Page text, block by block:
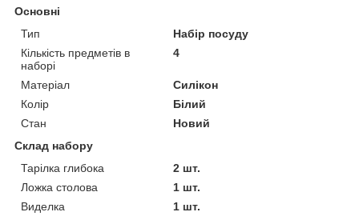
Основні
Тип
Набір посуду
Кількість предметів в
наборі
4
Матеріал
Силікон
Колір
Білий
Стан
Новий
Склад набору
Тарілка глибока
2 шт.
Ложка столова
1 шт.
Виделка
1 шт.